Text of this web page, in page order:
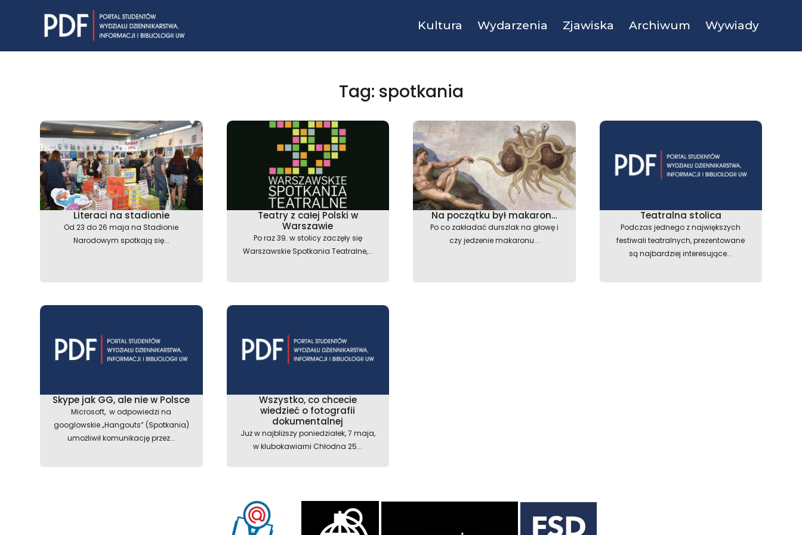
Kultura Wydarzenia Zjawiska Archiwum Wywiady
Tag: spotkania
Literaci na stadionie
Od 23 do 26 maja na Stadionie
Narodowym spotkają się...
Teatry z całej Polski w
Warszawie
Po raz 39. w stolicy zaczęły się
Warszawskie Spotkania Teatralne,...
Na początku był makaron…
Po co zakładać durszlak na głowę i
czy jedzenie makaronu...
Teatralna stolica
Podczas jednego z największych
festiwali teatralnych, prezentowane
są najbardziej interesujące...
Skype jak GG, ale nie w Polsce
Microsoft, w odpowiedzi na
googlowskie „Hangouts” (Spotkania)
umożliwił komunikację przez...
Wszystko, co chcecie
wiedzieć o fotografii
dokumentalnej
Już w najbliższy poniedziałek, 7 maja,
w klubokawiarni Chłodna 25...